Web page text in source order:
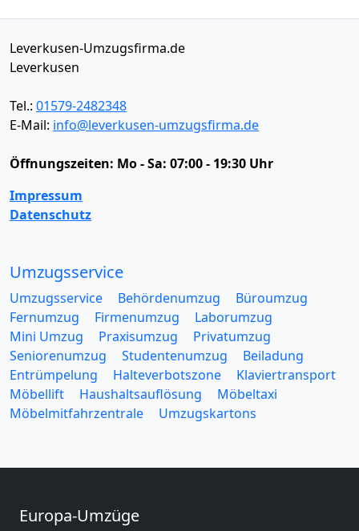
Leverkusen-Umzugsfirma.de
Leverkusen
Tel.: 01579-2482348
E-Mail: info@leverkusen-umzugsfirma.de
Öffnungszeiten: Mo - Sa: 07:00 - 19:30 Uhr
Impressum
Datenschutz
Umzugsservice
Umzugsservice Behördenumzug
Büroumzug
Fernumzug
Firmenumzug
Laborumzug
Mini Umzug
Praxisumzug
Privatumzug
Seniorenumzug
Studentenumzug
Beiladung
Entrümpelung
Halteverbotszone
Klaviertransport
Möbellift
Haushaltsauflösung
Möbeltaxi
Möbelmitfahrzentrale
Umzugskartons
Europa-Umzüge